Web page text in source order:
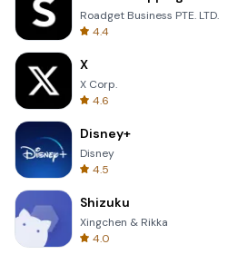
Roadget Business PTE. LTD.
4.4
X
X Corp.
4.6
Disney+
Disney
4.5
Shizuku
Xingchen & Rikka
4.0